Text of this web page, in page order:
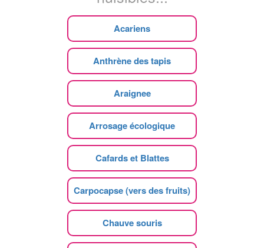
Acariens
Anthrène des tapis
Araignee
Arrosage écologique
Cafards et Blattes
Carpocapse (vers des fruits)
Chauve souris